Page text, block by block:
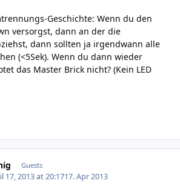
Geschichte: Wenn du den
versorgst, dann an der die
dann sollten ja irgendwann alle
(<5Sek). Wenn du dann wieder
das Master Brick nicht? (Kein LED
Guests
17, 2013 at 20:1717. Apr 2013